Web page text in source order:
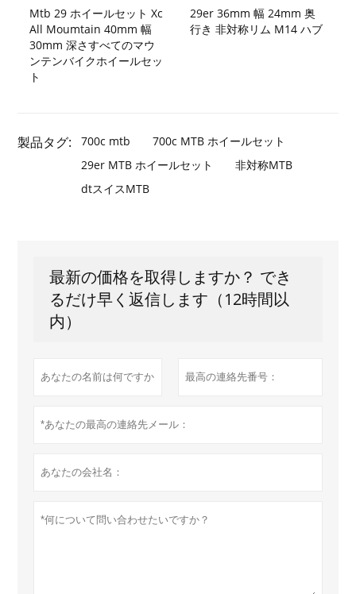
Mtb 29 ホイールセット Xc
All Moumtain 40mm 幅
30mm 深さすべてのマウ
ンテンバイクホイールセッ
ト
29er 36mm 幅 24mm 奥
行き 非対称リム M14 ハブ
製品タグ: 700c mtb
700c MTB ホイールセット
29er MTB ホイールセット
非対称MTB
dtスイスMTB
最新の価格を取得しますか？ でき
るだけ早く返信します（12時間以
内）